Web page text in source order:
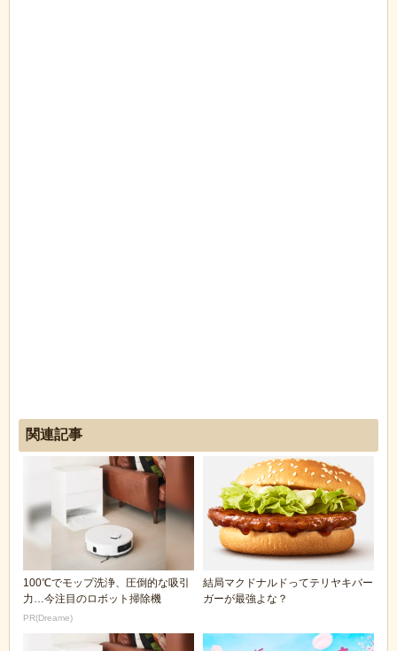
関連記事
100℃でモップ洗浄、圧倒的な吸引
力…今注目のロボット掃除機
PR(Dreame)
結局マクドナルドってテリヤキバー
ガーが最強よな？